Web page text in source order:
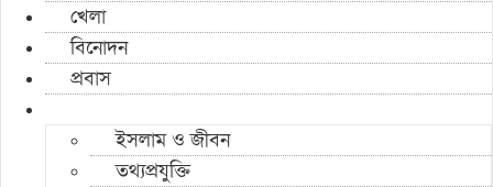
খেলা
বিনোদন
প্রবাস
ইসলাম ও জীবন
তথ্যপ্রযুক্তি